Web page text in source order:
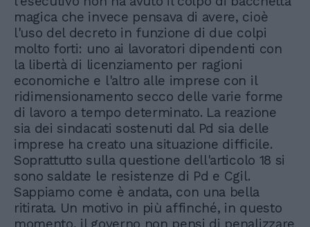
magica che invece pensava di avere, cioè
l'uso del decreto in funzione di due colpi
molto forti: uno ai lavoratori dipendenti con
la libertà di licenziamento per ragioni
economiche e l'altro alle imprese con il
ridimensionamento secco delle varie forme
di lavoro a tempo determinato. La reazione
sia dei sindacati sostenuti dal Pd sia delle
imprese ha creato una situazione difficile.
Soprattutto sulla questione dell'articolo 18 si
sono saldate le resistenze di Pd e Cgil.
Sappiamo come è andata, con una bella
ritirata. Un motivo in più affinché, in questo